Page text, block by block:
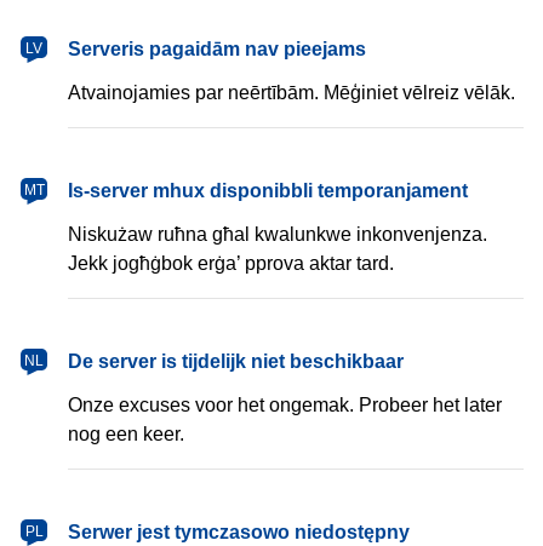
LV
latviešuServeris pagaidām nav pieejams
Atvainojamies par neērtībām. Mēģiniet vēlreiz vēlāk.
MT
Malti Is-server mhux disponibbli temporanjament
Niskużaw ruħna għal kwalunkwe inkonvenjenza.
Jekk jogħġbok erġa’ pprova aktar tard.
NL
NederlandsDe server is tijdelijk niet beschikbaar
Onze excuses voor het ongemak. Probeer het later
nog een keer.
PL
polski Serwer jest tymczasowo niedostępny